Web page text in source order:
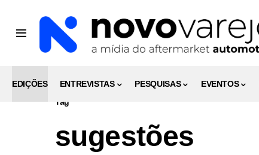
EDIÇÕES ENTREVISTAS PESQUISAS EVENTOS
Tag
sugestões